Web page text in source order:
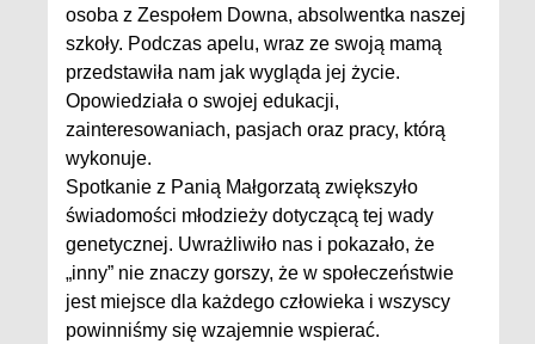
osoba z Zespołem Downa, absolwentka naszej
szkoły. Podczas apelu, wraz ze swoją mamą
przedstawiła nam jak wygląda jej życie.
Opowiedziała o swojej edukacji,
zainteresowaniach, pasjach oraz pracy, którą
wykonuje.
Spotkanie z Panią Małgorzatą zwiększyło
świadomości młodzieży dotyczącą tej wady
genetycznej. Uwrażliwiło nas i pokazało, że
„inny” nie znaczy gorszy, że w społeczeństwie
jest miejsce dla każdego człowieka i wszyscy
powinniśmy się wzajemnie wspierać.